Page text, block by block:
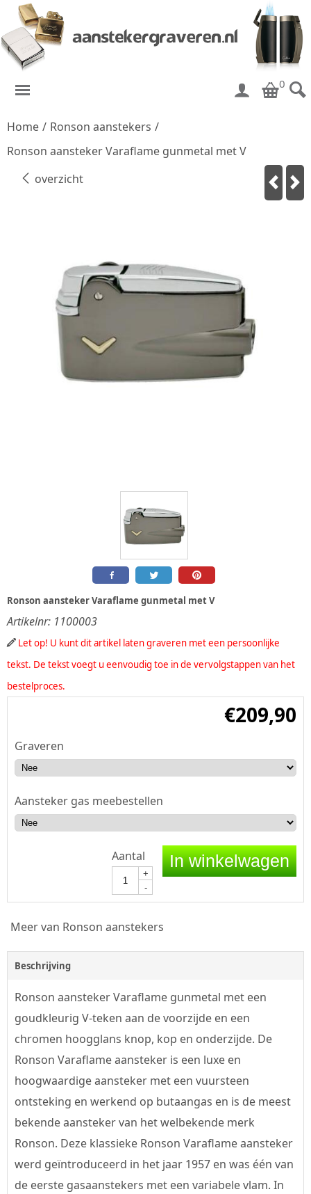
0
Home / Ronson aanstekers /
Ronson aansteker Varaflame gunmetal met V
overzicht
Ronson aansteker Varaflame gunmetal met V
Artikelnr: 1100003
Let op! U kunt dit artikel laten graveren met een persoonlijke
tekst. De tekst voegt u eenvoudig toe in de vervolgstappen van het
bestelproces.
€209,90
Graveren
Aansteker gas meebestellen
Aantal
+
-
In winkelwagen
Meer van Ronson aanstekers
Beschrijving
Ronson aansteker Varaflame gunmetal met een
goudkleurig V-teken aan de voorzijde en een
chromen hoogglans knop, kop en onderzijde. De
Ronson Varaflame aansteker is een luxe en
hoogwaardige aansteker met een vuursteen
ontsteking en werkend op butaangas en is de meest
bekende aansteker van het welbekende merk
Ronson. Deze klassieke Ronson Varaflame aansteker
werd geïntroduceerd in het jaar 1957 en was één van
de eerste gasaanstekers met een variabele vlam. In